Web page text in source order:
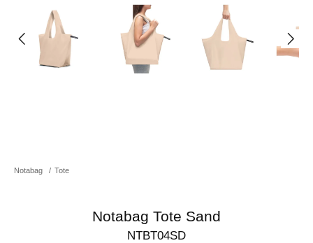
Notabag / Tote
Notabag Tote Sand
NTBT04SD